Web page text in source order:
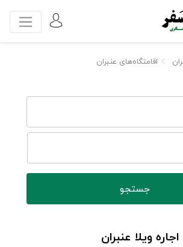
اقامتگاه‌های عنبران
ویلا عنبران